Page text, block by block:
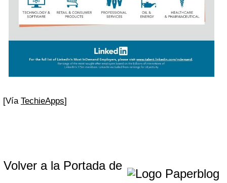
[Vía TechieApps]
Volver a la Portada de